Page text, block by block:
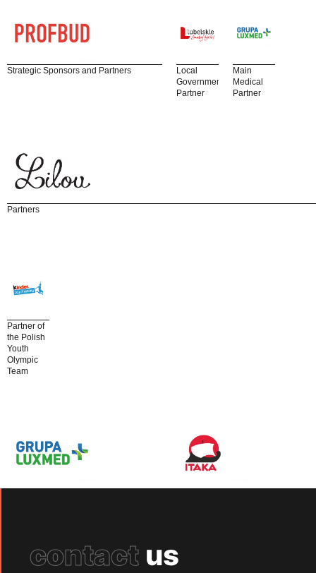
Strategic Sponsors and Partners
Local
Government
Partner
Main
Medical
Partner
Partners
Partner of
the Polish
Youth
Olympic
Team
contact us